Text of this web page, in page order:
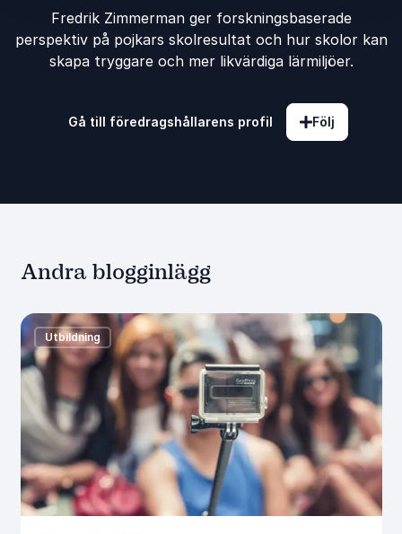
Fredrik Zimmerman ger forskningsbaserade
perspektiv på pojkars skolresultat och hur skolor kan
skapa tryggare och mer likvärdiga lärmiljöer.
Gå till föredragshållarens profil Följ
Andra blogginlägg
Utbildning